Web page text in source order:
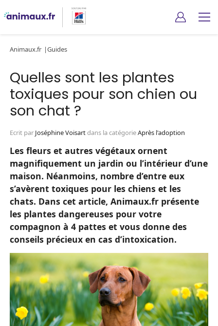
Animaux.fr Guides
Quelles sont les plantes
toxiques pour son chien ou
son chat ?
Ecrit par Joséphine Voisartdans la catégorieAprès l'adoption
Les fleurs et autres végétaux ornent
magnifiquement un jardin ou l’intérieur d’une
maison. Néanmoins, nombre d’entre eux
s’avèrent toxiques pour les chiens et les
chats. Dans cet article, Animaux.fr présente
les plantes dangereuses pour votre
compagnon à 4 pattes et vous donne des
conseils précieux en cas d’intoxication.